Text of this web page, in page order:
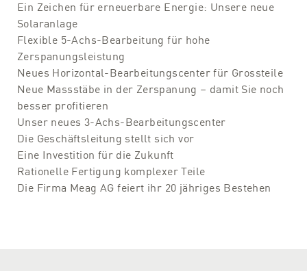
Ein Zeichen für erneuerbare Energie: Unsere neue
Solaranlage
Flexible 5-Achs-Bearbeitung für hohe
Zerspanungsleistung
Neues Horizontal-Bearbeitungscenter für Grossteile
Neue Massstäbe in der Zerspanung – damit Sie noch
besser profitieren
Unser neues 3-Achs-Bearbeitungscenter
Die Geschäftsleitung stellt sich vor
Eine Investition für die Zukunft
Rationelle Fertigung komplexer Teile
Die Firma Meag AG feiert ihr 20 jähriges Bestehen